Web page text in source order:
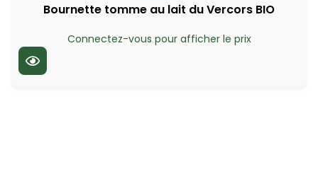
Bournette tomme au lait du Vercors BIO
Connectez-vous pour afficher le prix